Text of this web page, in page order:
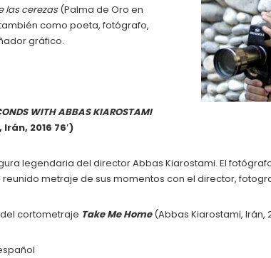
las cerezas(Palma de Oro en
como poeta, fotógrafo,
gráfico.
WITH ABBAS KIAROSTAMI
2016 76′)
legendaria del director Abbas Kiarostami. El
reunido metraje de sus momentos con el director,
cortometraje Take Me Home(Abbas Kiarostami, Irán,